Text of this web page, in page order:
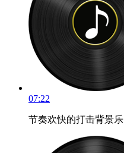
07:22
节奏欢快的打击背景乐